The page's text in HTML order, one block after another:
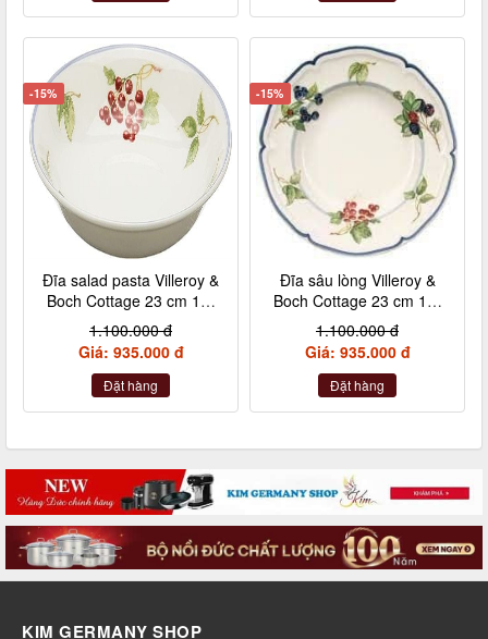
-15%
Đĩa salad pasta Villeroy &
Boch Cottage 23 cm 10-
1115-2695
1.100.000 đ
Giá: 935.000 đ
Đặt hàng
-15%
Đĩa sâu lòng Villeroy &
Boch Cottage 23 cm 10-
1115-2700
1.100.000 đ
Giá: 935.000 đ
Đặt hàng
KIM GERMANY SHOP